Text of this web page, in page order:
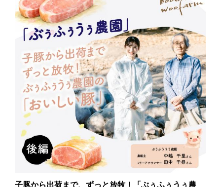
子豚から出荷まで、ずっと放牧！「ぶぅふぅうぅ農